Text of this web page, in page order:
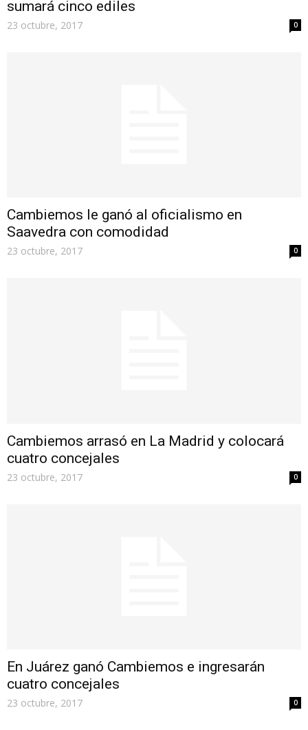
sumará cinco ediles
23 octubre, 2017 0
Cambiemos le ganó al oficialismo en
Saavedra con comodidad
23 octubre, 2017 0
Cambiemos arrasó en La Madrid y colocará
cuatro concejales
23 octubre, 2017 0
En Juárez ganó Cambiemos e ingresarán
cuatro concejales
23 octubre, 2017 0